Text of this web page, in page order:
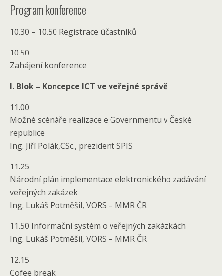
Program konference
10.30 – 10.50 Registrace účastníků
10.50
Zahájení konference
I. Blok – Koncepce ICT ve veřejné správě
11.00
Možné scénáře realizace e Governmentu v České
republice
Ing. Jiří Polák,CSc., prezident SPIS
11.25
Národní plán implementace elektronického zadávání
veřejných zakázek
Ing. Lukáš Potměšil, VORS – MMR ČR
11.50 Informační systém o veřejných zakázkách
Ing. Lukáš Potměšil, VORS – MMR ČR
12.15
Cofee break